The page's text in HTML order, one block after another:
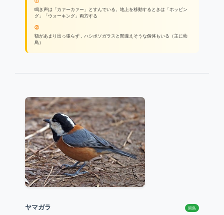
鳴き声は「カァーカァー」とすんでいる。地上を移動するときは「ホッピン
グ」「ウォーキング」両方する
②
額があまり出っ張らず，ハシボソガラスと間違えそうな個体もいる（主に幼
鳥）
ヤマガラ 留鳥